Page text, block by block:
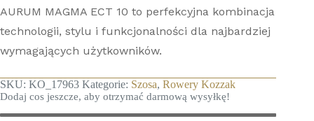
AURUM MAGMA ECT 10 to perfekcyjna kombinacja
technologii, stylu i funkcjonalności dla najbardziej
wymagających użytkowników.
SKU: KO_17963 Kategorie: Szosa, Rowery Kozzak
Dodaj cos jeszcze, aby otrzymać darmową wysyłkę!